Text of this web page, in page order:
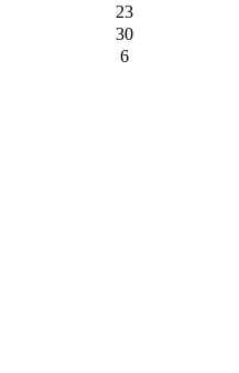
23
30
6